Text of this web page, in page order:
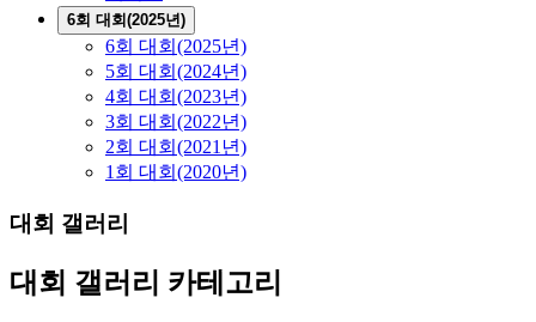
6회 대회(2025년)
6회 대회(2025년)
5회 대회(2024년)
4회 대회(2023년)
3회 대회(2022년)
2회 대회(2021년)
1회 대회(2020년)
대회 갤러리
대회 갤러리 카테고리